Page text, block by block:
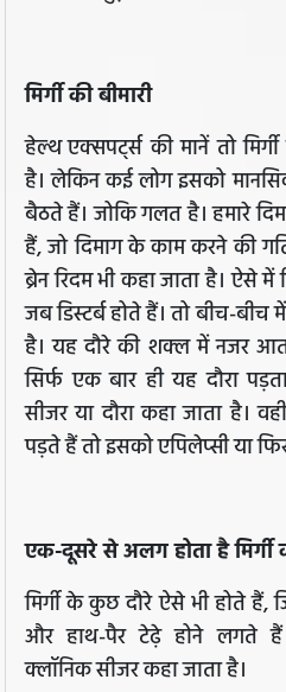
मिर्गी की बीमारी
हेल्थ एक्सपर्ट्स की मानें तो
है। लेकिन कई लोग इसको
बैठते हैं। जोकि गलत है। हमारे
हैं, जो दिमाग के काम करने की
ब्रेन रिदम भी कहा जाता है। ऐसे
जब डिस्टर्ब होते हैं। तो बीच-बीच
है। यह दौरे की शक्ल में नजर
सिर्फ एक बार ही यह दौरा
सीजर या दौरा कहा जाता है।
पड़ते हैं तो इसको एपिलेप्सी या फिर
एक-दूसरे से अलग होता है मिर्गी
मिर्गी के कुछ दौरे ऐसे भी होते हैं,
और हाथ-पैर टेढ़े होने लगते
क्लॉनिक सीजर कहा जाता है।